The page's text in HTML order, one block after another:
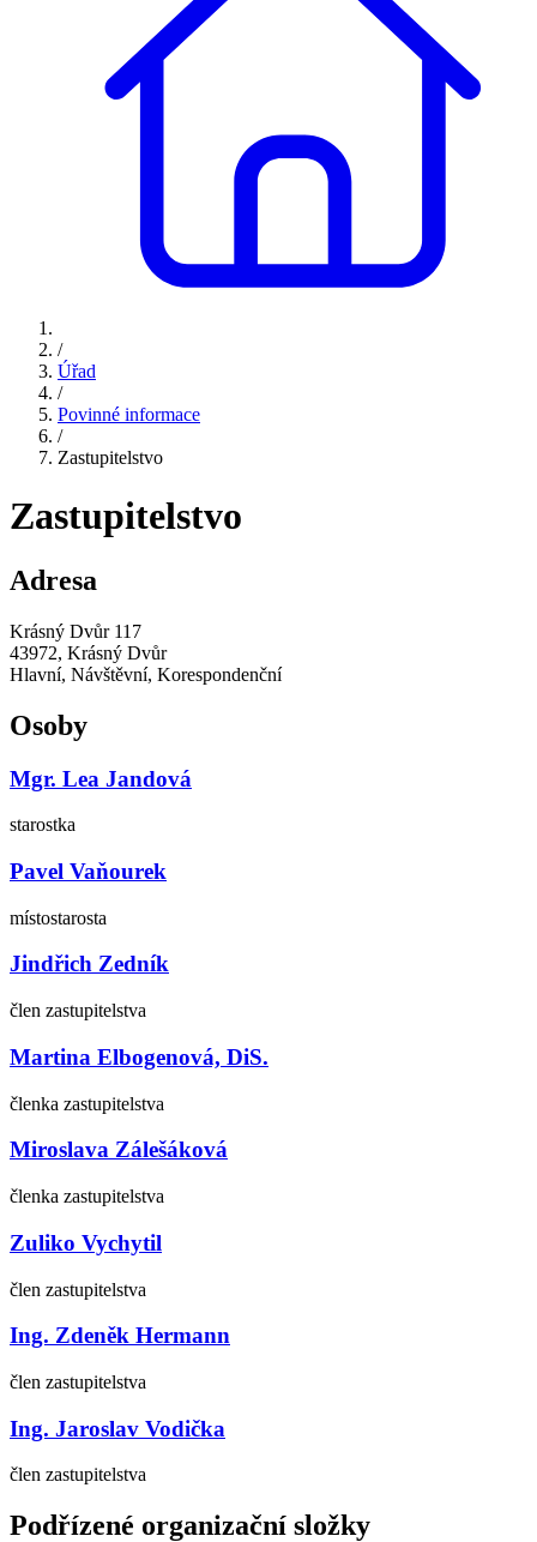
/
Úřad
/
Povinné informace
/
Zastupitelstvo
Zastupitelstvo
Adresa
Krásný Dvůr 117
43972, Krásný Dvůr
Hlavní, Návštěvní, Korespondenční
Osoby
Mgr. Lea Jandová
starostka
Pavel Vaňourek
místostarosta
Jindřich Zedník
člen zastupitelstva
Martina Elbogenová, DiS.
členka zastupitelstva
Miroslava Zálešáková
členka zastupitelstva
Zuliko Vychytil
člen zastupitelstva
Ing. Zdeněk Hermann
člen zastupitelstva
Ing. Jaroslav Vodička
člen zastupitelstva
Podřízené organizační složky